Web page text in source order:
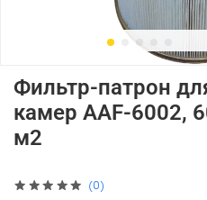
(0)
Фильтр-патрон
камер AAF-6002,
м2